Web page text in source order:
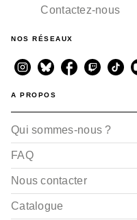
Contactez-nous
NOS RÉSEAUX
A PROPOS
Qui sommes-nous ?
FAQ
Nous contacter
Catalogue